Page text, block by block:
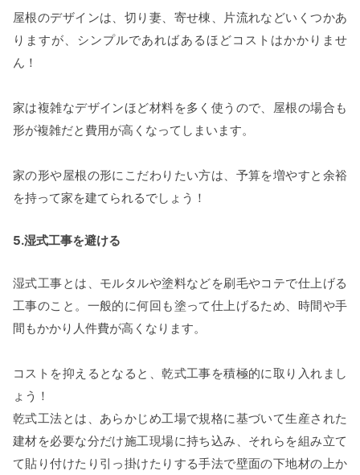
屋根のデザインは、切り妻、寄せ棟、片流れなどいくつかあ
りますが、シンプルであればあるほどコストはかかりませ
ん！
家は複雑なデザインほど材料を多く使うので、屋根の場合も
形が複雑だと費用が高くなってしまいます。
家の形や屋根の形にこだわりたい方は、予算を増やすと余裕
を持って家を建てられるでしょう！
5.湿式工事を避ける
湿式工事とは、モルタルや塗料などを刷毛やコテで仕上げる
工事のこと。一般的に何回も塗って仕上げるため、時間や手
間もかかり人件費が高くなります。
コストを抑えるとなると、乾式工事を積極的に取り入れまし
ょう！
乾式工法とは、あらかじめ工場で規格に基づいて生産された
建材を必要な分だけ施工現場に持ち込み、それらを組み立て
て貼り付けたり引っ掛けたりする手法で壁面の下地材の上か